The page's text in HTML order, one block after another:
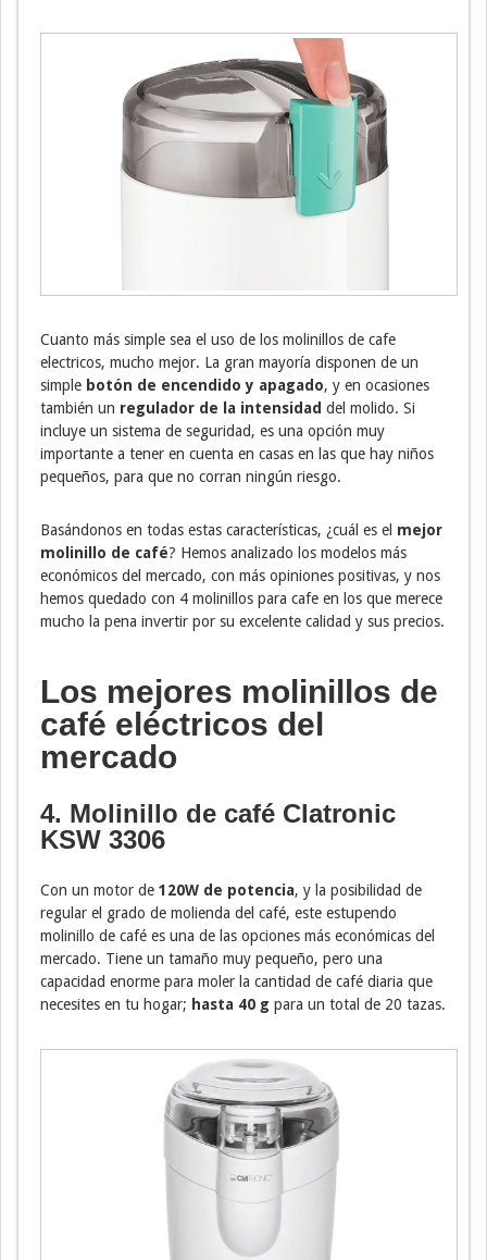
Cuanto más simple sea el uso de los molinillos de cafe
electricos, mucho mejor. La gran mayoría disponen de un
simple botón de encendido y apagado, y en ocasiones
también un regulador de la intensidad del molido. Si
incluye un sistema de seguridad, es una opción muy
importante a tener en cuenta en casas en las que hay niños
pequeños, para que no corran ningún riesgo.
Basándonos en todas estas características, ¿cuál es el mejor
molinillo de café? Hemos analizado los modelos más
económicos del mercado, con más opiniones positivas, y nos
hemos quedado con 4 molinillos para cafe en los que merece
mucho la pena invertir por su excelente calidad y sus precios.
Los mejores molinillos de
café eléctricos del
mercado
4. Molinillo de café Clatronic
KSW 3306
Con un motor de 120W de potencia, y la posibilidad de
regular el grado de molienda del café, este estupendo
molinillo de café es una de las opciones más económicas del
mercado. Tiene un tamaño muy pequeño, pero una
capacidad enorme para moler la cantidad de café diaria que
necesites en tu hogar; hasta 40 g para un total de 20 tazas.